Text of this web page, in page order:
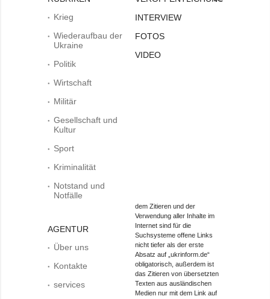
Krieg
Wiederaufbau der
Ukraine
Politik
Wirtschaft
Militär
Gesellschaft und
Kultur
Sport
Kriminalität
Notstand und
Notfälle
AGENTUR
Über uns
Kontakte
services
INTERVIEW
FOTOS
VIDEO
dem Zitieren und der
Verwendung aller Inhalte im
Internet sind für die
Suchsysteme offene Links
nicht tiefer als der erste
Absatz auf „ukrinform.de“
obligatorisch, außerdem ist
das Zitieren von übersetzten
Texten aus ausländischen
Medien nur mit dem Link auf